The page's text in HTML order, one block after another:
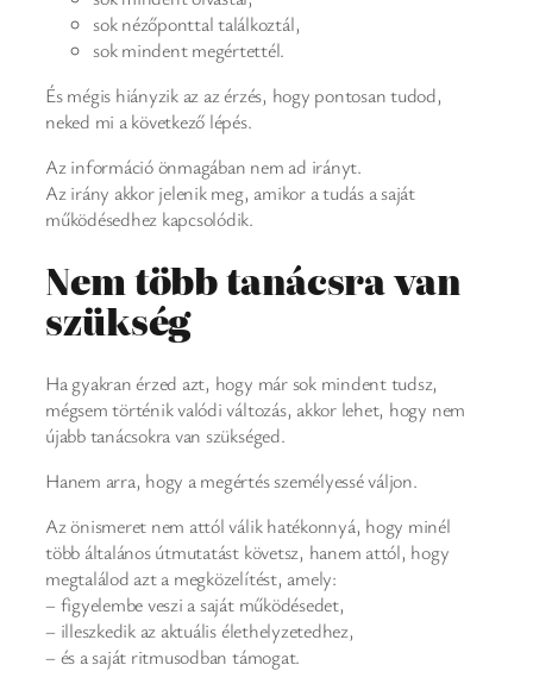
sok nézőponttal találkoztál,
sok mindent megértettél.
És mégis hiányzik az az érzés, hogy pontosan tudod,
neked mi a következő lépés.
Az információ önmagában nem ad irányt.
Az irány akkor jelenik meg, amikor a tudás a saját
működésedhez kapcsolódik.
Nem több tanácsra van
szükség
Ha gyakran érzed azt, hogy már sok mindent tudsz,
mégsem történik valódi változás, akkor lehet, hogy nem
újabb tanácsokra van szükséged.
Hanem arra, hogy a megértés személyessé váljon.
Az önismeret nem attól válik hatékonnyá, hogy minél
több általános útmutatást követsz, hanem attól, hogy
megtalálod azt a megközelítést, amely:
– figyelembe veszi a saját működésedet,
– illeszkedik az aktuális élethelyzetedhez,
– és a saját ritmusodban támogat.